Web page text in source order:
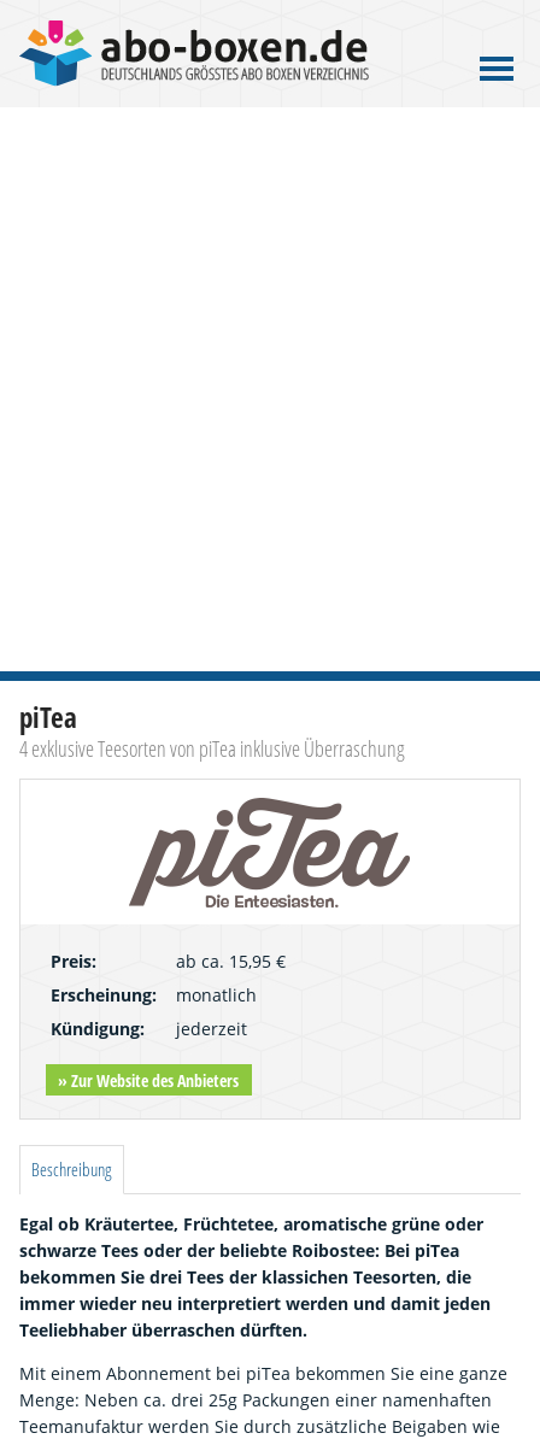
piTea
4 exklusive Teesorten von piTea inklusive Überraschung
Preis:
ab ca. 15,95 €
Erscheinung:
monatlich
Kündigung:
jederzeit
» Zur Website des Anbieters
Beschreibung
Egal ob Kräutertee, Früchtetee, aromatische grüne oder
schwarze Tees oder der beliebte Roibostee: Bei piTea
bekommen Sie drei Tees der klassichen Teesorten, die
immer wieder neu interpretiert werden und damit jeden
Teeliebhaber überraschen dürften.
Mit einem Abonnement bei piTea bekommen Sie eine ganze
Menge: Neben ca. drei 25g Packungen einer namenhaften
Teemanufaktur werden Sie durch zusätzliche Beigaben wie